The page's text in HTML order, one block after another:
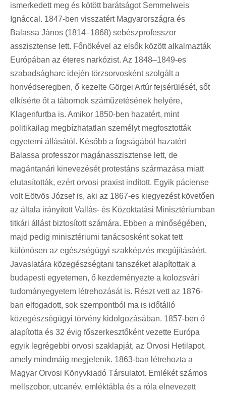
ismerkedett meg és kötött barátságot Semmelweis
Ignáccal. 1847-ben visszatért Magyarországra és
Balassa János (1814–1868) sebészprofesszor
asszisztense lett. Főnökével az elsők között alkalmazták
Európában az éteres narkózist. Az 1848–1849-es
szabadságharc idején törzsorvosként szolgált a
honvédseregben, ő kezelte Görgei Artúr fejsérülését, sőt
elkísérte őt a tábornok száműzetésének helyére,
Klagenfurtba is. Amikor 1850-ben hazatért, mint
politikailag megbízhatatlan személyt megfosztották
egyetemi állásától. Később a fogságából hazatért
Balassa professzor magánasszisztense lett, de
magántanári kinevezését protestáns származása miatt
elutasították, ezért orvosi praxist indított. Egyik páciense
volt Eötvös József is, aki az 1867-es kiegyezést követően
az általa irányított Vallás- és Közoktatási Minisztériumban
titkári állást biztosított számára. Ebben a minőségében,
majd pedig minisztériumi tanácsosként sokat tett
különösen az egészségügyi szakképzés megújításáért.
Javaslatára közegészségtani tanszéket alapítottak a
budapesti egyetemen, ő kezdeményezte a kolozsvári
tudományegyetem létrehozását is. Részt vett az 1876-
ban elfogadott, sok szempontból ma is időtálló
közegészségügyi törvény kidolgozásában. 1857-ben ő
alapította és 32 évig főszerkesztőként vezette Európa
egyik legrégebbi orvosi szaklapját, az Orvosi Hetilapot,
amely mindmáig megjelenik. 1863-ban létrehozta a
Magyar Orvosi Könyvkiadó Társulatot. Emlékét számos
mellszobor, utcanév, emléktábla és a róla elnevezett